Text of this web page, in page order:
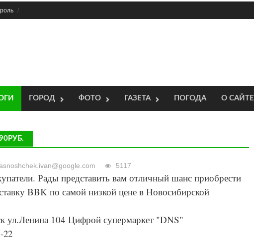
ГОРОД ФОТО ГАЗЕТА ПОГОДА О САЙТЕ
5117
Рады представить вам отличный шанс приобрести
BBK по самой низкой цене в Новосибирской
ул.Ленина 104 Цифрой супермаркет "DNS"
22